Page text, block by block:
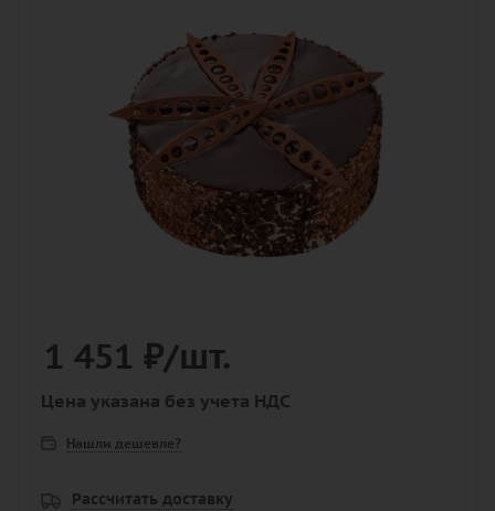
1 451 ₽/шт.
Цена указана без учета НДС
Нашли дешевле?
Рассчитать доставку